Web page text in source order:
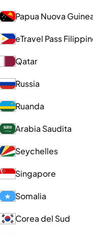
Papua Nuova
eTravel Pass
Qatar
Russia
Ruanda
Arabia Saudita
Seychelles
Singapore
Somalia
Corea del Sud